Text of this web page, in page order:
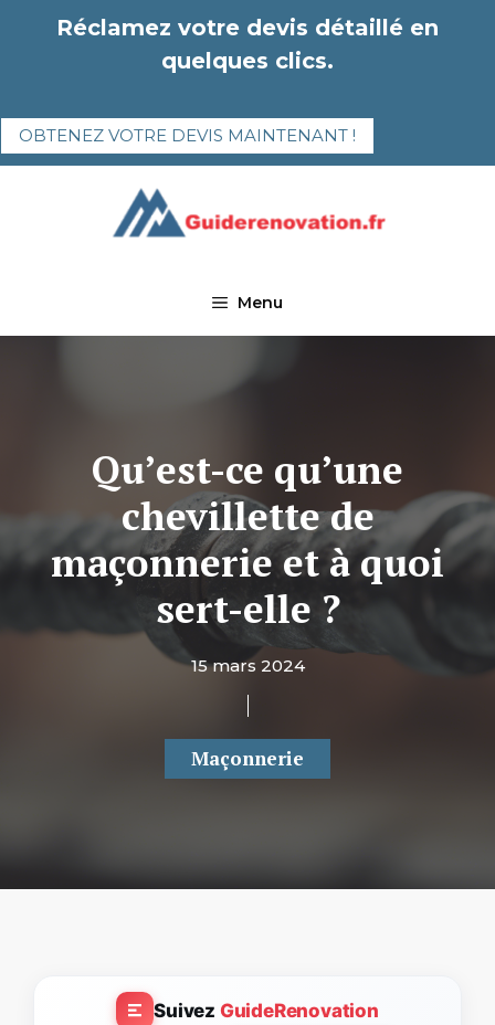
Réclamez votre devis détaillé en
quelques clics.
OBTENEZ VOTRE DEVIS MAINTENANT !
Menu
Qu’est-ce qu’une
chevillette de
maçonnerie et à quoi
sert-elle ?
15 mars 2024
Maçonnerie
Suivez GuideRenovation